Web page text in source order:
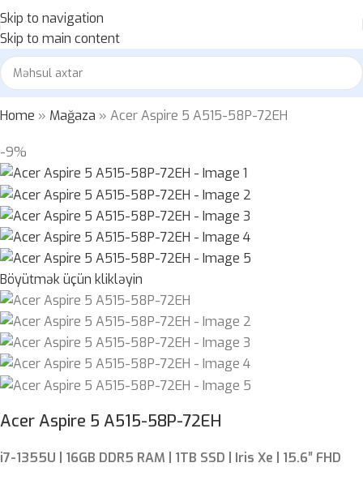
Skip to navigation
Skip to main content
Home » Mağaza » Acer Aspire 5 A515-58P-72EH
-9%
Böyütmək üçün klikləyin
Acer Aspire 5 A515-58P-72EH
i7-1355U | 16GB DDR5 RAM | 1TB SSD | Iris Xe | 15.6″ FHD